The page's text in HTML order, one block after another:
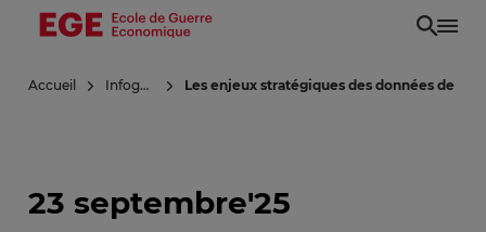
Aller
principal
Accueil Infoguerre Les enjeux stratégiques des données de
23 septembre'25